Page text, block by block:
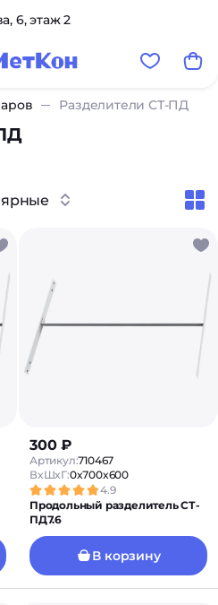
6, этаж 2
Разделители СТ-ПД
300 ₽
Артикул:710467
ВxШxГ:0x700x600
4.9
Продольный разделитель СТ-
ПД7.6
В корзину